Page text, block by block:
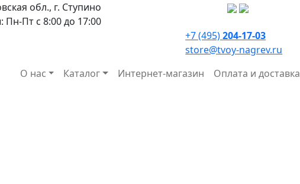
обл., г. Ступино
Пн-Пт с 8:00 до 17:00
+7 (495)204-17-03
store@tvoy-nagrev.ru
О нас
Каталог Интернет-магазин Оплата и доставка